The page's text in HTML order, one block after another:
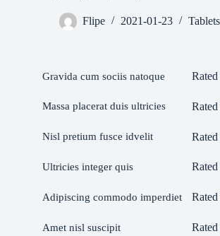
Flipe 2021-01-23 Tablets
Gravida cum sociis natoque
Massa placerat duis ultricies
Nisl pretium fusce idvelit
Ultricies integer quis
Adipiscing commodo imperdiet
Amet nisl suscipit